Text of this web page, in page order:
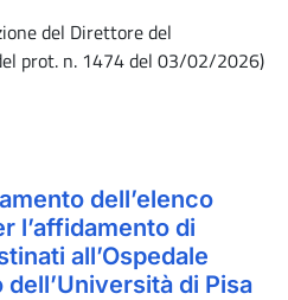
del Direttore del
prot. n. 1474 del 03/02/2026)
dell’elenco
l’affidamento di
all’Ospedale
di Pisa